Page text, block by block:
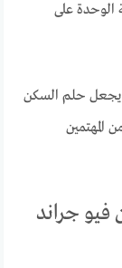
الوحدة على
ويجعل حلم السكن
المهتمين
فيو جراند